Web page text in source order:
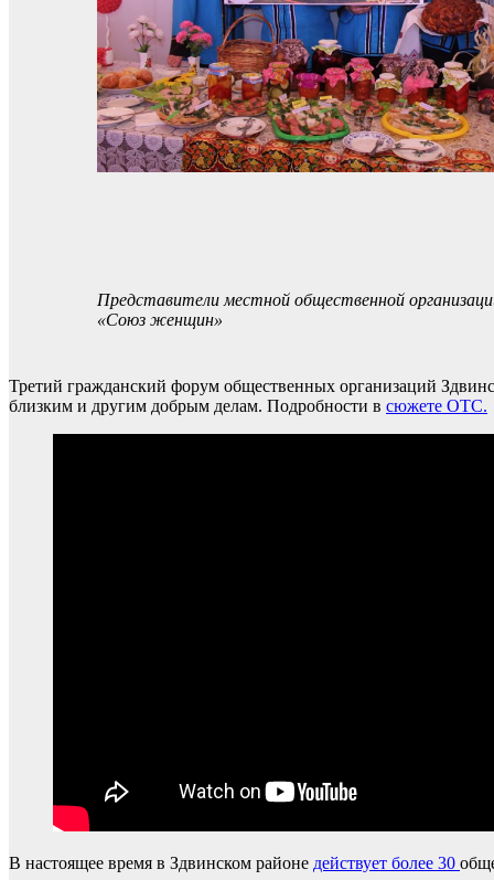
Представители местной общественной
«Союз женщин»
Третий гражданский форум общественных организаций
близким и другим добрым делам. Подробности в сюжете ОТС.
В настоящее время в Здвинском районе действует более 30